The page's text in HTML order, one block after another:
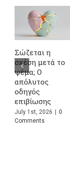
Σώζεται η
σχέση μετά το
ψέμα; Ο
απόλυτος
οδηγός
επιβίωσης
July 1st, 2026 | 0
Comments